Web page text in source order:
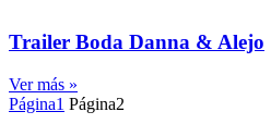
Trailer Boda Danna & Alejo
Ver más »
Página1 Página2